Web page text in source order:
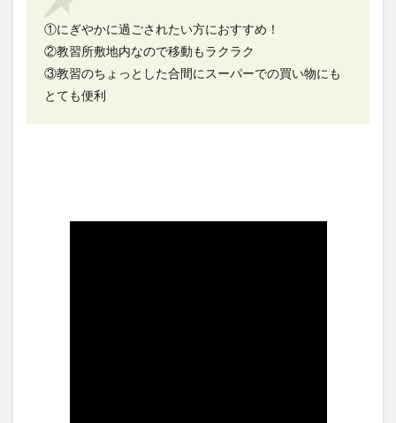
①にぎやかに過ごされたい方におすすめ！
②教習所敷地内なので移動もラクラク
③教習のちょっとした合間にスーパーでの買い物にも
とても便利